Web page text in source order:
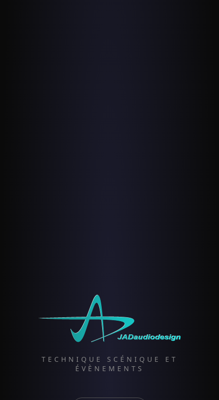
TECHNIQUE SCÉNIQUE ET
ÉVÈNEMENTS